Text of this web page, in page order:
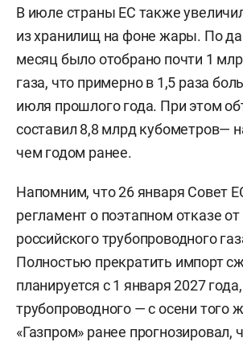
В июле страны ЕС также
из хранилищ на фоне жары. По
месяц было отобрано почти 1
газа, что примерно в 1,5 раза
июля прошлого года. При этом
составил 8,8 млрд кубометров—
чем годом ранее.
Напомним, что 26 января Совет
регламент о поэтапном отказе
российского трубопроводного
Полностью прекратить импорт
планируется с 1 января 2027 года,
трубопроводного — с осени того
«Газпром» ранее прогнозировал,